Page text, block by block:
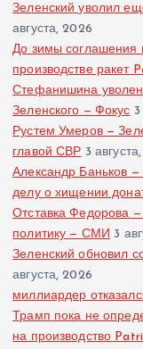
Зеленский уволил
августа, 2026
До зимы соглашения
производстве ракет
Стефанишина
Зеленского — Фокус
Рустем Умеров —
главой СВР 3
Александр Баньков
делу о хищении
Отставка Федорова
политику — СМИ 3
Зеленский обновил
августа, 2026
миллиардер
Трамп пока не
на производство